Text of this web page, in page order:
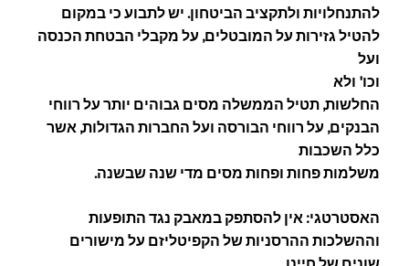
להתנחלויות ולתקציב הביטחון. יש לתבוע כי במקום
להטיל גזירות על המובטלים, על מקבלי הבטחת הכנסה
ועל
וכו' ולא
החלשות, תטיל הממשלה מסים גבוהים יותר על רווחי
הבנקים, על רווחי הבורסה ועל החברות הגדולות, אשר
כלל השכבות
משלמות פחות ופחות מסים מדי שנה שבשנה.
האסטרטגי: אין להסתפק במאבק נגד התופעות
וההשלכות ההרסניות של הקפיטליזם על מישורים